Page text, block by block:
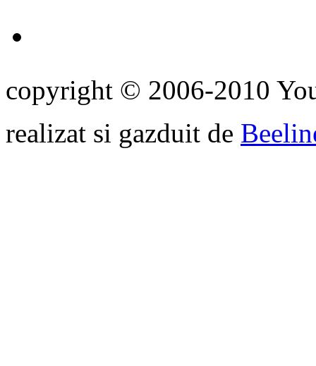
copyright © 2006-2010
realizat si gazduit de